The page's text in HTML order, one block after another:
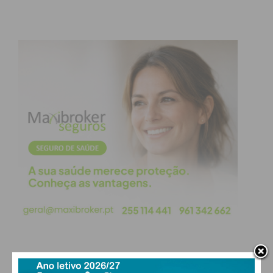
preço médio de venda das casas, comparado com
fevereiro de 2023, foi Santo Tirso (+32.43%), onde
os valores sobem de 185 000€ para 245 000€.
Seguindo-se Maia (+29.80%, 245 000€ para 318
000€), Penafiel (+99.63%, 202 500€ para 262 500€) e
Paços de Ferreira (+27.95%, 195 000€ para 249
500€).
Matosinhos (-5.71%) e Baião (-4.63%) são os únicos
registaram uma quebra do preço médio de venda,